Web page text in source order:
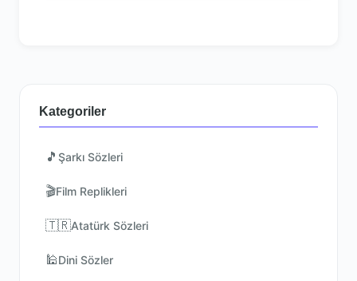
Kategoriler
🎵 Şarkı Sözleri
🎬Film Replikleri
🇹🇷Atatürk Sözleri
🕌Dini Sözler